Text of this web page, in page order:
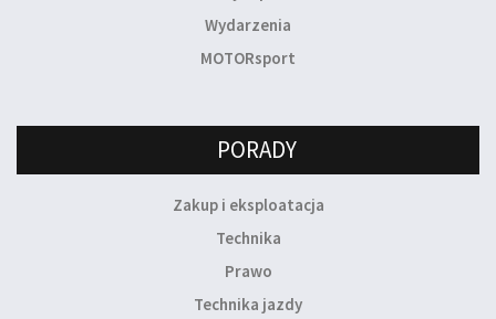
Wydarzenia
MOTORsport
PORADY
Zakup i eksploatacja
Technika
Prawo
Technika jazdy